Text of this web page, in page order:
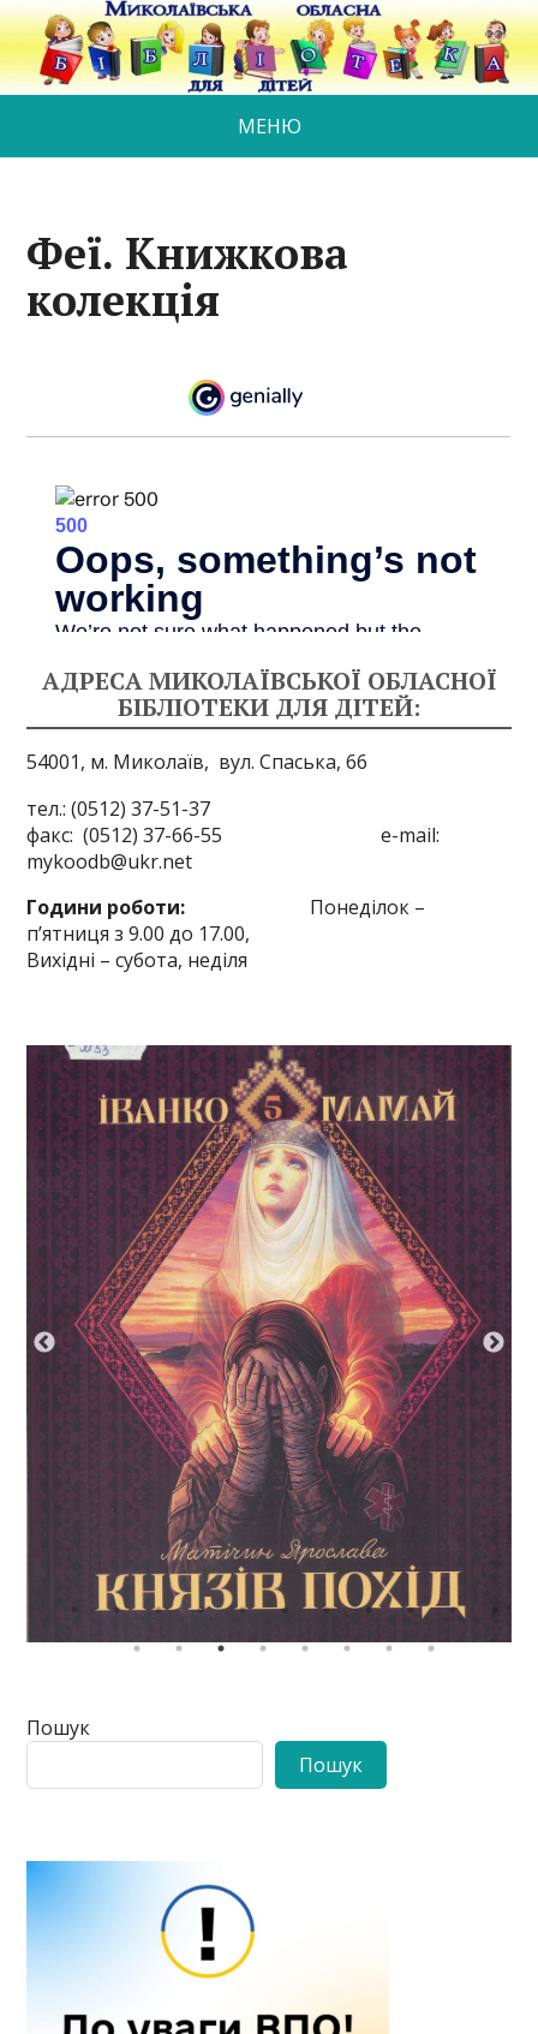
МЕНЮ
Феї. Книжкова
колекція
АДРЕСА МИКОЛАЇВСЬКОЇ ОБЛАСНОЇ
БІБЛІОТЕКИ ДЛЯ ДІТЕЙ:
54001, м. Миколаїв, вул. Спаська, 66
тел.: (0512) 37-51-37
факс: (0512) 37-66-55 e-mail:
mykoodb@ukr.net
Години роботи: Понеділок –
п’ятниця з 9.00 до 17.00,
Вихідні – субота, неділя
Пошук
Пошук